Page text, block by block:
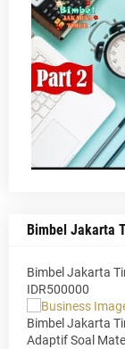
Bimbel Jakarta
Bimbel Jakarta
IDR500000
Bimbel Jakarta
Adaptif Soal